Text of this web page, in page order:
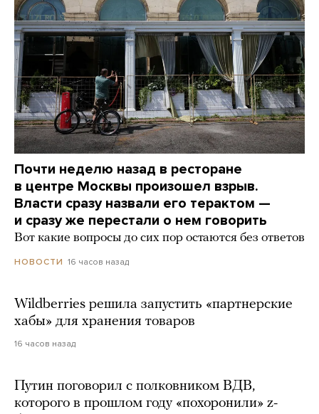
Почти неделю назад в ресторане
в центре Москвы произошел взрыв.
Власти сразу назвали его терактом —
и сразу же перестали о нем говорить
Вот какие вопросы до сих пор остаются без ответов
НОВОСТИ 16 часов назад
Wildberries решила запустить «партнерские
хабы» для хранения товаров
16 часов назад
Путин поговорил с полковником ВДВ,
которого в прошлом году «похоронили» z-